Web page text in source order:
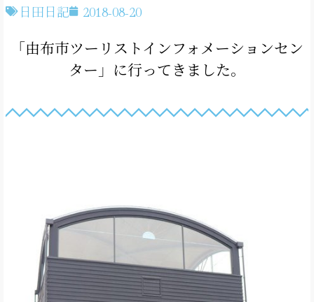
日田日記 2018-08-20
「由布市ツーリストインフォメーションセン
ター」に行ってきました。